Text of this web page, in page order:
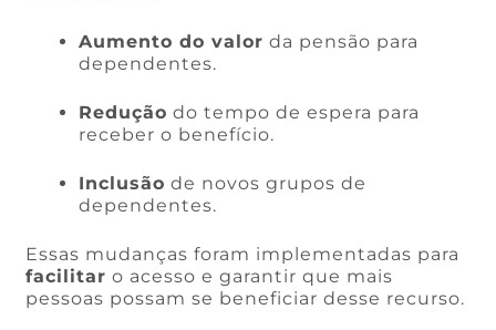
Aumento do valor da pensão para
dependentes.
Redução do tempo de espera para
receber o benefício.
Inclusão de novos grupos de
dependentes.
Essas mudanças foram implementadas para
facilitar o acesso e garantir que mais
pessoas possam se beneficiar desse recurso.